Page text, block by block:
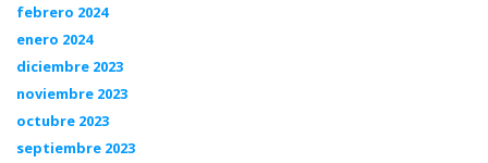
febrero 2024
enero 2024
diciembre 2023
noviembre 2023
octubre 2023
septiembre 2023